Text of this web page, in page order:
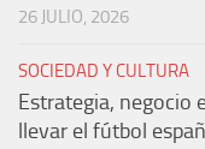
26 JULIO, 2026
SOCIEDAD Y CULTURA
Estrategia, negocio
llevar el fútbol